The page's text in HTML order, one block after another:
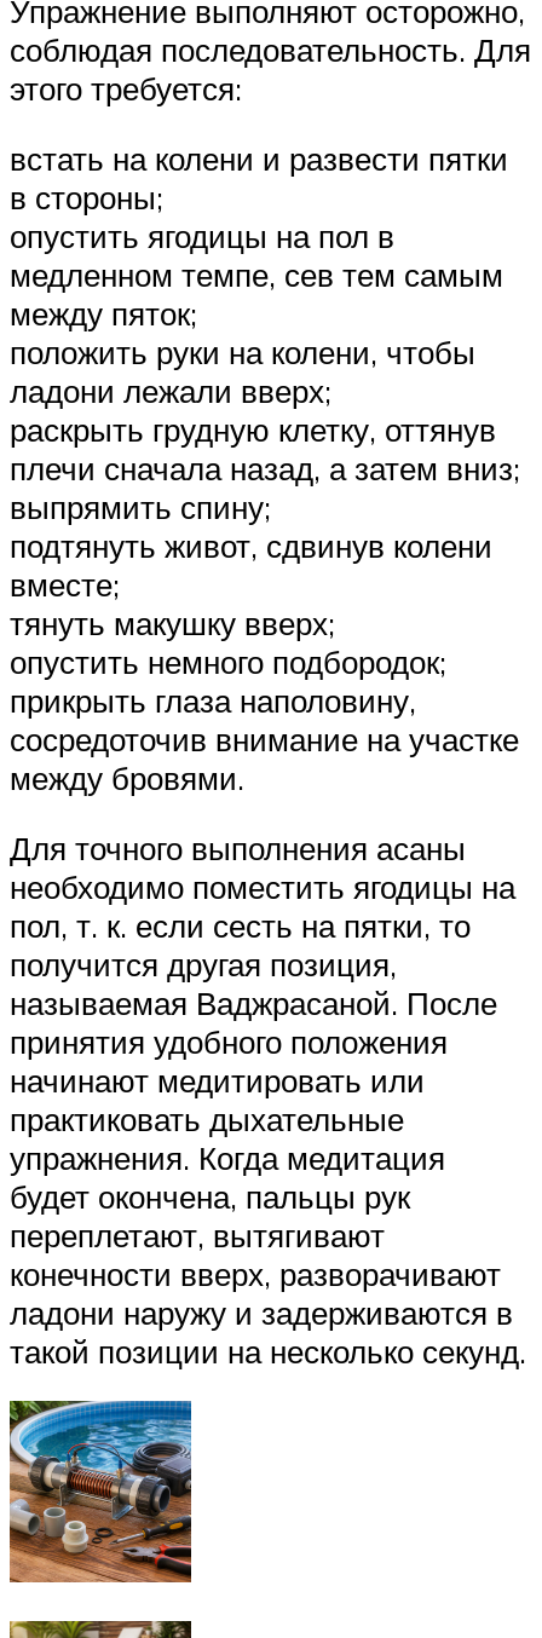
Упражнение выполняют осторожно,
соблюдая последовательность. Для
этого требуется:
встать на колени и развести пятки
в стороны;
опустить ягодицы на пол в
медленном темпе, сев тем самым
между пяток;
положить руки на колени, чтобы
ладони лежали вверх;
раскрыть грудную клетку, оттянув
плечи сначала назад, а затем вниз;
выпрямить спину;
подтянуть живот, сдвинув колени
вместе;
тянуть макушку вверх;
опустить немного подбородок;
прикрыть глаза наполовину,
сосредоточив внимание на участке
между бровями.
Для точного выполнения асаны
необходимо поместить ягодицы на
пол, т. к. если сесть на пятки, то
получится другая позиция,
называемая Ваджрасаной. После
принятия удобного положения
начинают медитировать или
практиковать дыхательные
упражнения. Когда медитация
будет окончена, пальцы рук
переплетают, вытягивают
конечности вверх, разворачивают
ладони наружу и задерживаются в
такой позиции на несколько секунд.